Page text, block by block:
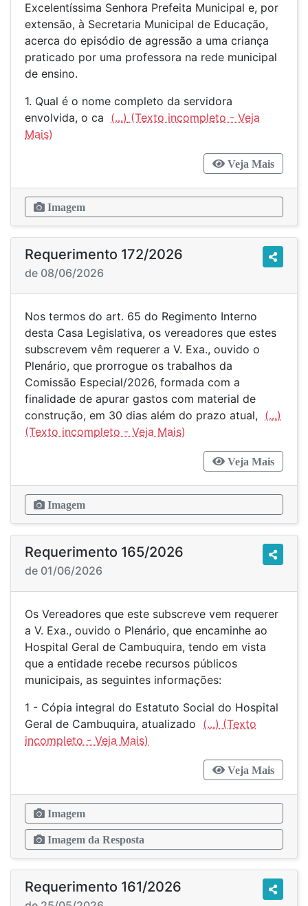
Excelentíssima Senhora Prefeita Municipal e, por
extensão, à Secretaria Municipal de Educação,
acerca do episódio de agressão a uma criança
praticado por uma professora na rede municipal
de ensino.
1. Qual é o nome completo da servidora
envolvida, o ca (...)
Veja Mais
Imagem
Requerimento 172/2026
de 08/06/2026
Nos termos do art. 65 do Regimento Interno
desta Casa Legislativa, os vereadores que estes
subscrevem vêm requerer a V. Exa., ouvido o
Plenário, que prorrogue os trabalhos da
Comissão Especial/2026, formada com a
finalidade de apurar gastos com material de
construção, em 30 dias além do prazo atual, (...)
Veja Mais
Imagem
Requerimento 165/2026
de 01/06/2026
Os Vereadores que este subscreve vem requerer
a V. Exa., ouvido o Plenário, que encaminhe ao
Hospital Geral de Cambuquira, tendo em vista
que a entidade recebe recursos públicos
municipais, as seguintes informações:
1 - Cópia integral do Estatuto Social do Hospital
Geral de Cambuquira, atualizado (...)
Veja Mais
Imagem
Imagem da Resposta
Requerimento 161/2026